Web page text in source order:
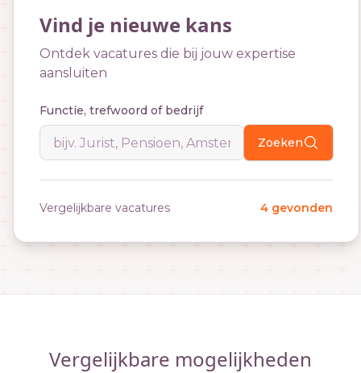
Vind je nieuwe kans
Ontdek vacatures die bij jouw expertise
aansluiten
Functie, trefwoord of bedrijf
Zoeken
Vergelijkbare vacatures 4 gevonden
Vergelijkbare mogelijkheden